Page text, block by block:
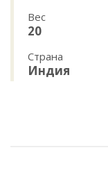
Вес
20
Страна
Индия